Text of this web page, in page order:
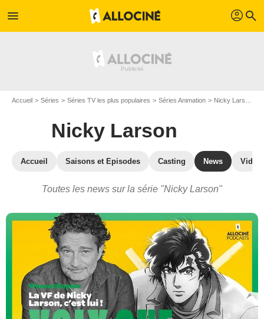
menu profil search
Accueil Séries Séries TV les plus populaires Séries Animation Nicky Larson
Nicky Larson
Accueil Saisons et Episodes Casting News
Toutes les news sur la série "Nicky Larson"